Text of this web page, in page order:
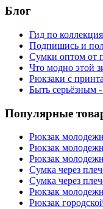
Блог
Гид по
Подпишись и
Сумки оптом от
Что модно этой
Рюкзаки с
Быть серьёзным
Популярные
Рюкзак
Рюкзак
Рюкзак
Сумка через
Сумка через
Рюкзак
Рюкзак